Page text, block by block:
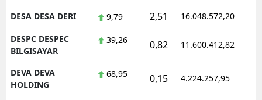
DESA DESA DERI 9,79 2,51 16.048.572,20
DESPC DESPEC
BILGISAYAR
39,26 0,82 11.600.412,82
DEVA DEVA
HOLDING
68,95 0,15 4.224.257,95